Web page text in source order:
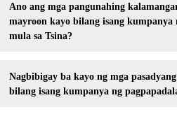
Ano ang mga pangunahing
mayroon kayo bilang isang kumpanya
mula sa Tsina?
Nagbibigay ba kayo ng mga
bilang isang kumpanya ng